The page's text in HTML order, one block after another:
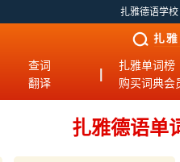
扎雅德语学校
查词
翻译
扎雅单词榜
购买词典会
扎雅德语单